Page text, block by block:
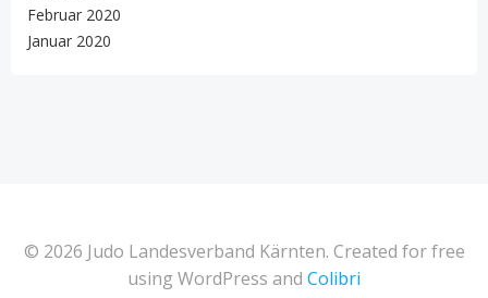
Februar 2020
Januar 2020
© 2026 Judo Landesverband Kärnten. Created for free
using WordPress and Colibri